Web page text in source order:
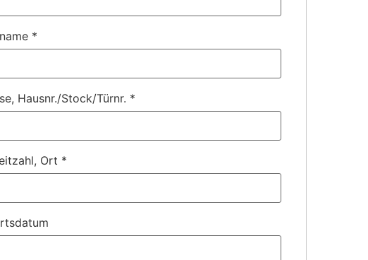
*
Hausnr./Stock/Türnr. *
Ort *